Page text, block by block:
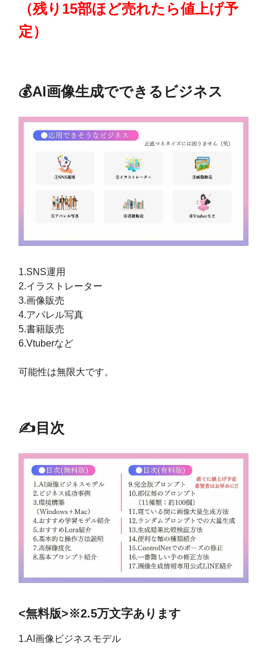
（残り15部ほど売れたら値上げ予
定）
💰AI画像生成でできるビジネス
1.SNS運用
2.イラストレーター
3.画像販売
4.アパレル写真
5.書籍販売
6.Vtuberなど
可能性は無限大です。
✍️目次
<無料版>※2.5万文字あります
1.AI画像ビジネスモデル